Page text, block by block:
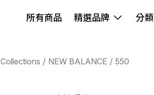
所有商品 精選品牌 分類
Collections NEW BALANCE 550